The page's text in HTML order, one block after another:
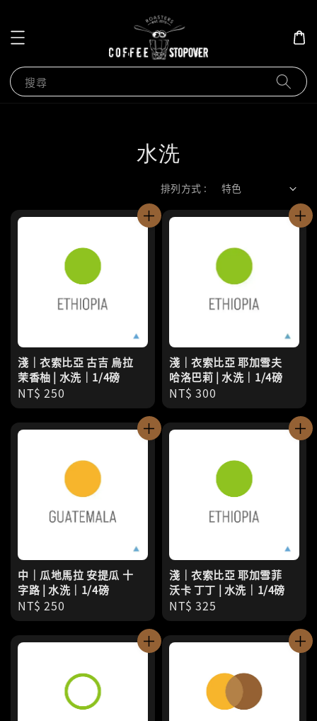
搜尋
水洗
排列方式 :
淺｜衣索比亞 古吉 烏拉
茉香柚 | 水洗｜1/4磅
Regular
price
NT$ 250
淺｜衣索比亞 耶加雪夫
哈洛巴莉 | 水洗｜1/4磅
Regular
price
NT$ 300
中｜瓜地馬拉 安提瓜 十
字路 | 水洗｜1/4磅
Regular
price
NT$ 250
淺｜衣索比亞 耶加雪菲
沃卡 丁丁 | 水洗｜1/4磅
Regular
price
NT$ 325